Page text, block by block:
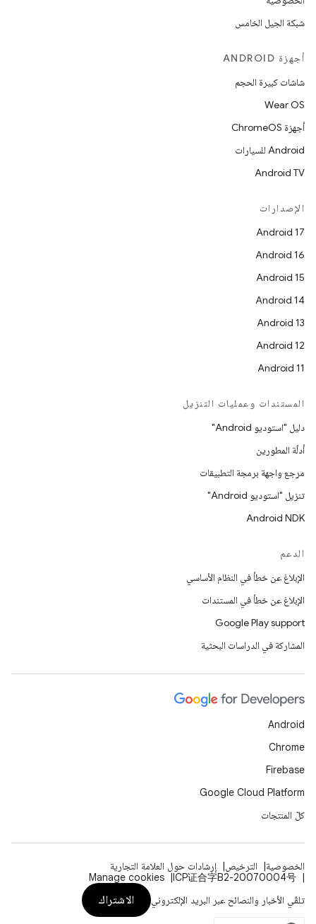
شبكة الجيل الخامس
أجهزة ANDROID
شاشات كبيرة الحجم
Wear OS
أجهزة ChromeOS
Android للسيارات
Android TV
الإصدارات
Android 17
Android 16
Android 15
Android 14
Android 13
Android 12
Android 11
المستندات وعمليات التنزيل
دليل "استوديو Android"
أدلّة المطورين
مرجع واجهة برمجة التطبيقات
تنزيل "استوديو Android"
Android NDK
الدعم
الإبلاغ عن خطأ في النظام الأساسي
الإبلاغ عن خطأ في المستندات
Google Play support
المشاركة في الدراسات البحثية
Android
Chrome
Firebase
Google Cloud Platform
كلّ المنتجات
الخصوصية الترخيص
إرشادات حول العلامة التجارية
ICP证合字B2-20070004号
Manage cookies
تلقّي الأخبار والنصائح عبر البريد الإلكتروني
الاشتراك